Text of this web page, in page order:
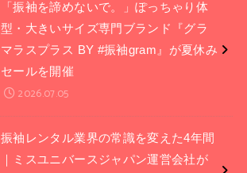
「振袖を諦めないで。」ぽっちゃり体
型・大きいサイズ専門ブランド『グラ
マラスプラス BY #振袖gram』が夏休み
セールを開催
2026.07.05
振袖レンタル業界の常識を変えた4年間
｜ミスユニバースジャパン運営会社が